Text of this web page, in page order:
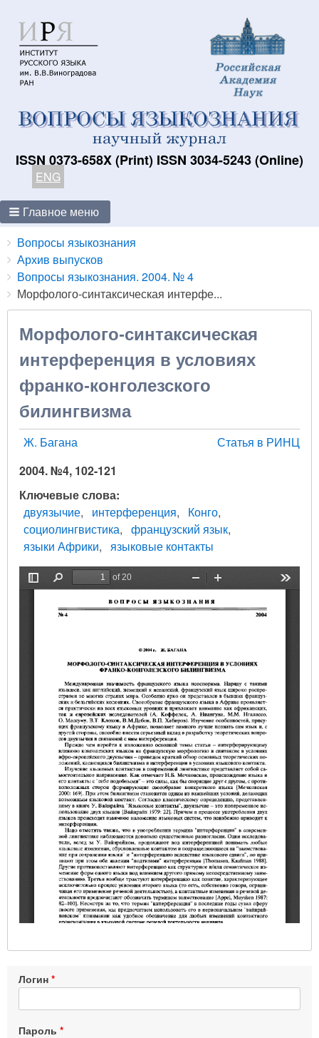
ISSN 0373-658X (Print) ISSN 3034-5243 (Online)
ENG
Главное меню
Breadcrumbs
You
are
here:
Вопросы языкознания
Архив выпусков
Вопросы языкознания. 2004. № 4
Морфолого-синтаксическая интерфе...
Морфолого-синтаксическая
интерференция в условиях
франко-конголезского
билингвизма
Ж. Багана
Статья в РИНЦ
2004. №4, 102-121
Ключевые слова
двуязычие
интерференция
Конго
социолингвистика
французский язык
языки Африки
языковые контакты
Логин
Пароль